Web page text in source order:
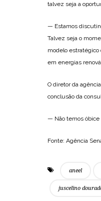
talvez seja a
— Estamos
Talvez seja o
modelo
em energias
O diretor da
conclusão da
— Não temos
Fonte: Agência
aneel
juscelino